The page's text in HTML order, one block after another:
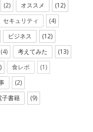
(2) オススメ
(12)
セキュリティ
(4)
ビジネス
(12)
(4) 考えてみた
(13)
食レポ
(1)
(2)
子書籍
(9)